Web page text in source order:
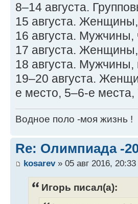
8–14 августа.
15 августа.
16 августа. Мужчины,
17 августа.
18 августа.
19–20 августа.
е место, 5–6-е
Водное поло -моя жизнь !
Re: Олимпиада -
kosarev» 05 авг 2016, 20:33
Игорь писал(а):